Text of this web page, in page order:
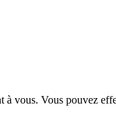
vous. Vous pouvez